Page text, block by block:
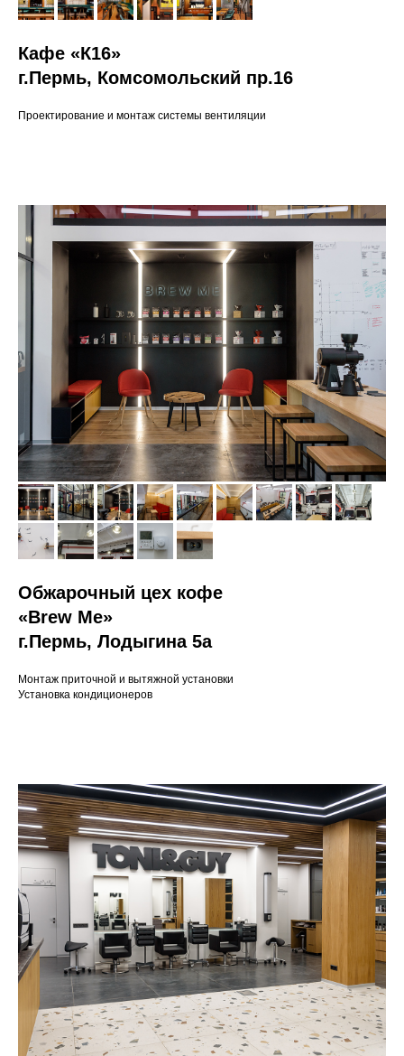
Кафе «К16»
г.Пермь, Комсомольский пр.16
Проектирование и монтаж системы вентиляции
Обжарочный цех кофе
«Brew Me»
г.Пермь, Лодыгина 5а
Монтаж приточной и вытяжной установки
Установка кондиционеров